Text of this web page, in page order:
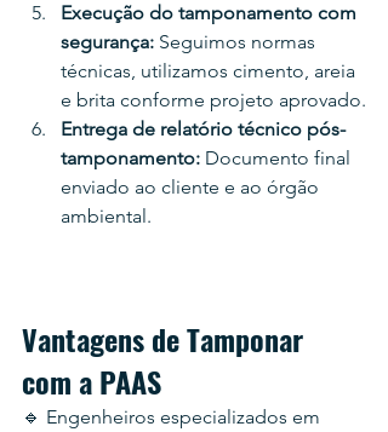
Execução do tamponamento com
segurança: Seguimos normas
técnicas, utilizamos cimento, areia
e brita conforme projeto aprovado.
Entrega de relatório técnico pós-
tamponamento: Documento final
enviado ao cliente e ao órgão
ambiental.
Vantagens de Tamponar
com a PAAS
🔹 Engenheiros especializados em